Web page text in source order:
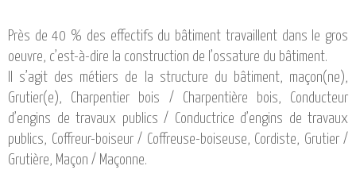
Près de 40 % des effectifs du bâtiment travaillent dans le gros
oeuvre, c’est-à-dire la construction de l’ossature du bâtiment.
Il s’agit des métiers de la structure du bâtiment, maçon(ne),
Grutier(e), Charpentier bois / Charpentière bois, Conducteur
d’engins de travaux publics / Conductrice d’engins de travaux
publics, Coffreur-boiseur / Coffreuse-boiseuse, Cordiste, Grutier /
Grutière, Maçon / Maçonne.